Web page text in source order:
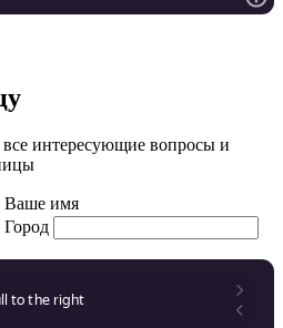
интересующие вопросы и
Ваше имя
Город